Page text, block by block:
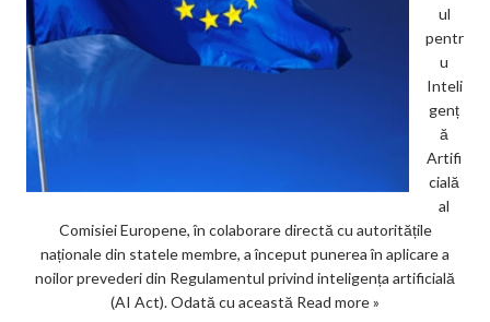
ul
pentr
u
Inteli
genț
ă
Artifi
cială
al
Comisiei Europene, în colaborare directă cu autoritățile
naționale din statele membre, a început punerea în aplicare a
noilor prevederi din Regulamentul privind inteligența artificială
(AI Act). Odată cu această Read more »